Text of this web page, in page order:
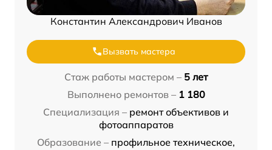
Константин Александрович Иванов
Вызвать мастера
Стаж работы мастером – 5 лет
Выполнено ремонтов – 1 180
Специализация – ремонт объективов и
фотоаппаратов
Образование – профильное техническое,